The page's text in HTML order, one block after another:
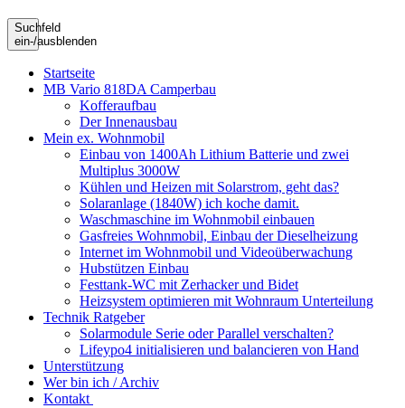
Suchfeld
ein-/ausblenden
Startseite
MB Vario 818DA Camperbau
Kofferaufbau
Der Innenausbau
Mein ex. Wohnmobil
Einbau von 1400Ah Lithium Batterie und zwei
Multiplus 3000W
Kühlen und Heizen mit Solarstrom, geht das?
Solaranlage (1840W) ich koche damit.
Waschmaschine im Wohnmobil einbauen
Gasfreies Wohnmobil, Einbau der Dieselheizung
Internet im Wohnmobil und Videoüberwachung
Hubstützen Einbau
Festtank-WC mit Zerhacker und Bidet
Heizsystem optimieren mit Wohnraum Unterteilung
Technik Ratgeber
Solarmodule Serie oder Parallel verschalten?
Lifeypo4 initialisieren und balancieren von Hand
Unterstützung
Wer bin ich / Archiv
Kontakt